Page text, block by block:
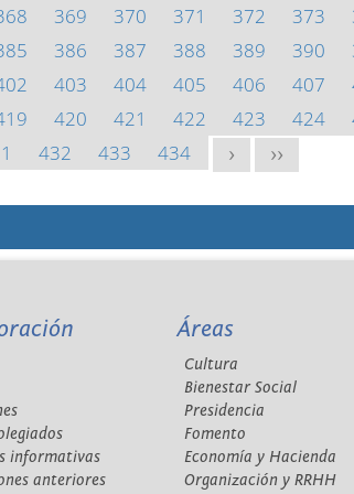
369 370 371 372 373
386 387 388 389 390
403 404 405 406 407
420 421 422 423 424
432 433 434 > >>
informativas
anteriores
Áreas
Cultura
Bienestar Social
Presidencia
Fomento
Economía y Hacienda
Organización y RRHH